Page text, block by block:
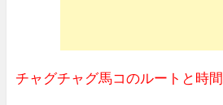
チャグチャグ馬コのルートと時間